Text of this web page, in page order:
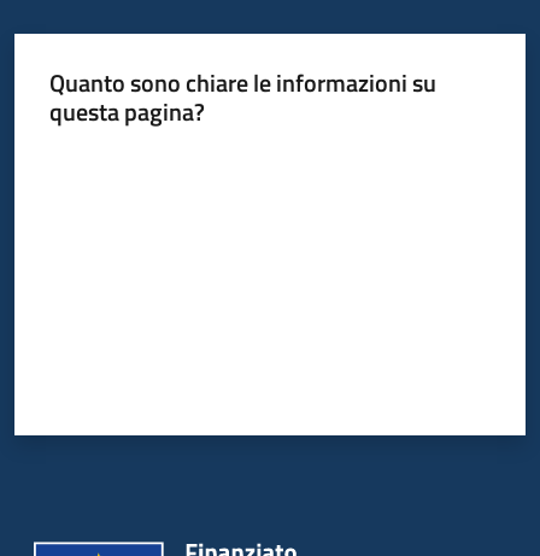
Quanto sono chiare le informazioni su
questa pagina?